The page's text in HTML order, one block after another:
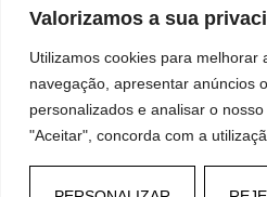
Valorizamos a sua
Utilizamos cookies para melhorar
navegação, apresentar anúncios
personalizados e analisar o
"Aceitar", concorda com a